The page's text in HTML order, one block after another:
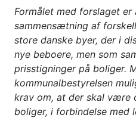
Formålet med forslaget
sammensætning af
store danske byer, der i
nye beboere, men som
prisstigninger på boliger.
kommunalbestyrelsen
krav om, at der skal være
boliger, i forbindelse med